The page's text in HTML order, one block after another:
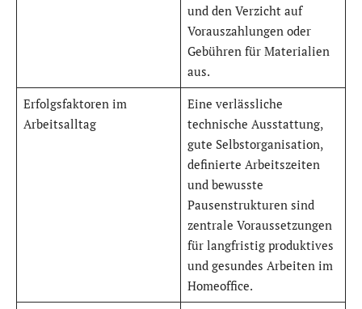
und den Verzicht auf
Vorauszahlungen oder
Gebühren für Materialien
aus.
Erfolgsfaktoren im
Arbeitsalltag
Eine verlässliche
technische Ausstattung,
gute Selbstorganisation,
definierte Arbeitszeiten
und bewusste
Pausenstrukturen sind
zentrale Voraussetzungen
für langfristig produktives
und gesundes Arbeiten im
Homeoffice.